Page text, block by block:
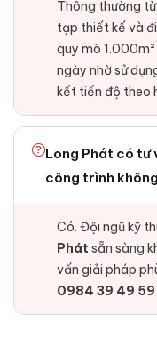
Thông thường từ
tạp thiết kế và
quy mô
ngày nhờ sử
kết tiến độ theo
Long Phát có tư
công trình
Có. Đội ngũ kỹ
Phát sẵn sàng
vấn giải pháp
0984 39 49 59